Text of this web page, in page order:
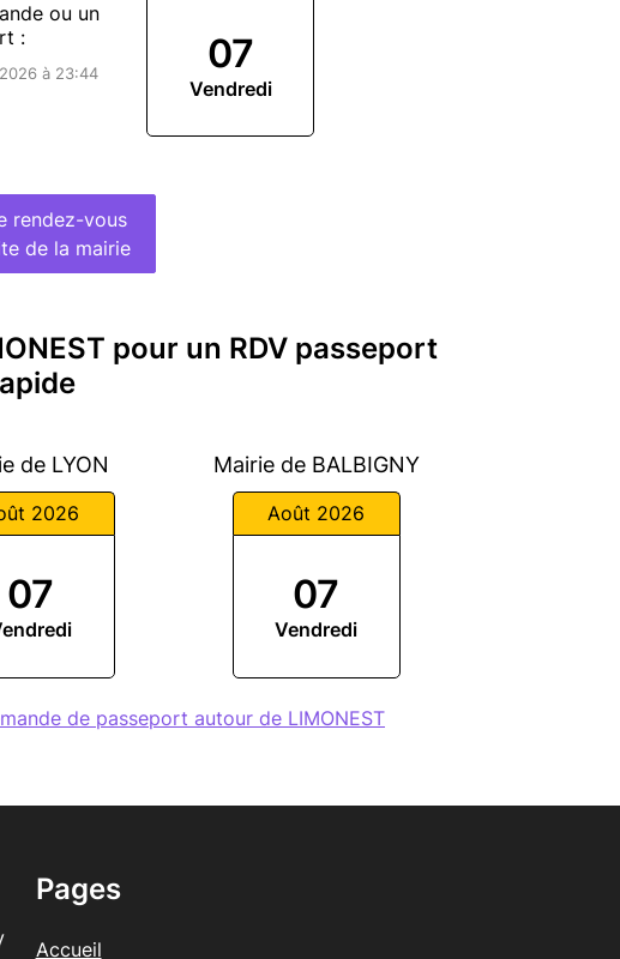
ou un
:
à 23:44
07
Vendredi
rendez-vous
de la mairie
pour un RDV passeport
de LYON
2026
07
Mairie de BALBIGNY
Août 2026
07
Vendredi
de passeport autour de LIMONEST
Pages
Accueil